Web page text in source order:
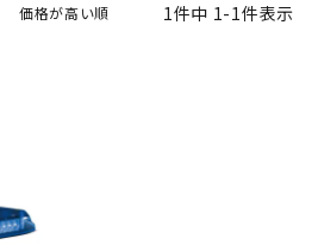
価格が高い順 1件中 1-1件表示